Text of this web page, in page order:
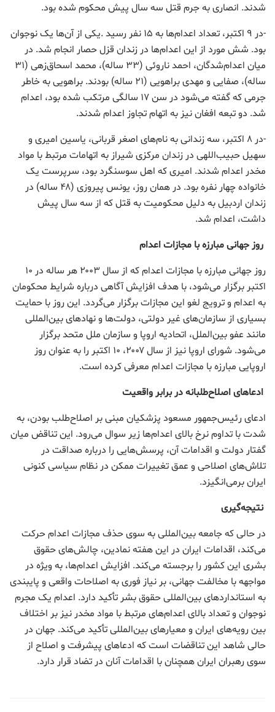
شدند. انصاری به جرم قتل سه سال پیش محکوم شده بود.
-در ۹ اکتبر، تعداد اعدام‌ها به ۱۵ نفر رسید .یکی از آن‌ها یک نوجوان
بود. شش مورد از این اعدام‌ها در زندان قزل حصار انجام شد. در
میان اعدام‌شدگان، احمد ناروئی (۳۳ ساله)، محمد اسحاق‌زهی (۳۱
ساله)، صفایی و مهدی براهویی (۲۱ ساله) بودند. براهویی به خاطر
جرمی که گفته می‌شود در سن ۱۷ سالگی مرتکب شده بود، اعدام
شد. دو تبعه افغان نیز به اتهام تجاوز اعدام شدند.
-در ۸ اکتبر، سه زندانی به نام‌های اصغر قربانی، یاسین امیری و
سهیل حبیب‌اللهی در زندان مرکزی شیراز به اتهامات مرتبط با مواد
مخدر اعدام شدند. امیری که اهل سوسنگرد بود، سرپرست یک
خانواده چهار نفره بود. در همان روز، یونس پیروزی (۴۸ ساله) در
زندان اردبیل به دلیل محکومیت به قتل که از سه سال پیش
داشت، اعدام شد.
روز جهانی مبارزه با مجازات اعدام
روز جهانی مبارزه با مجازات اعدام که از سال ۲۰۰۳ هر ساله در ۱۰
اکتبر برگزار می‌شود، با هدف افزایش آگاهی درباره شرایط محکومان
به اعدام و ترویج لغو این مجازات برگزار می‌گردد. این روز با حمایت
بسیاری از سازمان‌های غیر دولتی، دولت‌ها و نهادهای بین‌المللی
مانند عفو بین‌الملل، اتحادیه اروپا و سازمان ملل متحد برگزار
می‌شود. شورای اروپا نیز از سال ۲۰۰۷، ۱۰ اکتبر را به عنوان روز
اروپایی مبارزه با مجازات اعدام معرفی کرده است.
ادعاهای اصلاح‌طلبانه در برابر واقعیت
ادعای رئیس‌جمهور مسعود پزشکیان مبنی بر اصلاح‌طلب بودن، به
شدت با تداوم نرخ بالای اعدام‌ها زیر سوال می‌رود. این تناقض میان
گفتار دولت و اقدامات آن، پرسش‌هایی را درباره صداقت در
تلاش‌های اصلاحی و عمق تغییرات ممکن در نظام سیاسی کنونی
ایران برمی‌انگیزد.
نتیجه‌گیری
در حالی که جامعه بین‌المللی به سوی حذف مجازات اعدام حرکت
می‌کند، اقدامات ایران در این هفته نمادین، چالش‌های حقوق
بشری این کشور را برجسته می‌کند. افزایش اعدام‌ها، به ویژه در
مواجهه با مخالفت جهانی، بر نیاز فوری به اصلاحات واقعی و پایبندی
به استانداردهای بین‌المللی حقوق بشر تأکید دارد. اعدام یک مجرم
نوجوان و تعداد بالای اعدام‌های مرتبط با مواد مخدر نیز بر اختلاف
بین رویه‌های ایران و معیارهای بین‌المللی تأکید می‌کند. جهان در
حالی شاهد این تناقضات است که ادعاهای پیشرفت و اصلاح از
سوی رهبران ایران همچنان با اقدامات آنان در تضاد قرار دارد.